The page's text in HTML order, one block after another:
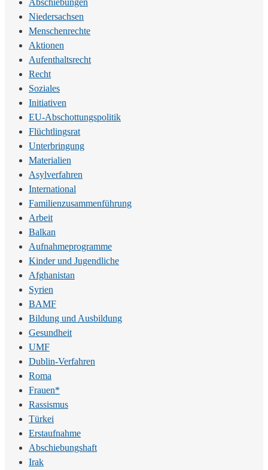
Abschiebungen
Niedersachsen
Menschenrechte
Aktionen
Aufenthaltsrecht
Recht
Soziales
Initiativen
EU-Abschottungspolitik
Flüchtlingsrat
Unterbringung
Materialien
Asylverfahren
International
Familienzusammenführung
Arbeit
Balkan
Aufnahmeprogramme
Kinder und Jugendliche
Afghanistan
Syrien
BAMF
Bildung und Ausbildung
Gesundheit
UMF
Dublin-Verfahren
Roma
Frauen*
Rassismus
Türkei
Erstaufnahme
Abschiebungshaft
Irak